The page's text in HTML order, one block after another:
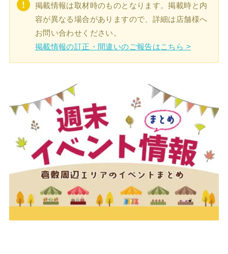
掲載情報は取材時のものとなります。掲載時と内
容が異なる場合がありますので、詳細は店舗様へ
お問い合わせください。
掲載情報の訂正・間違いのご報告はこちら >